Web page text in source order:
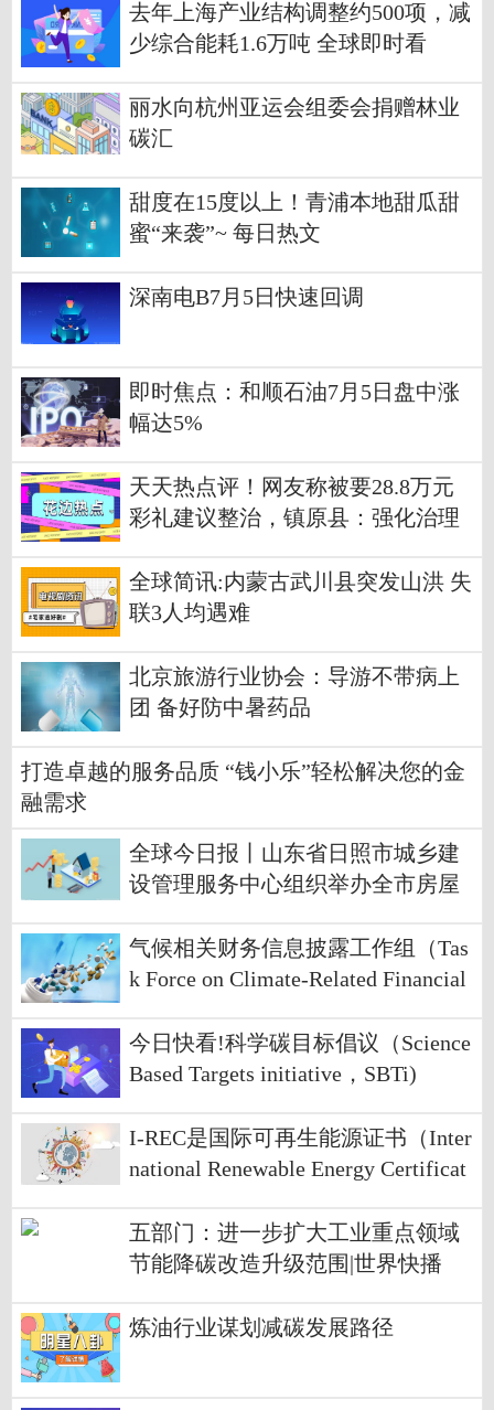
去年上海产业结构调整约500项，减
少综合能耗1.6万吨 全球即时看
丽水向杭州亚运会组委会捐赠林业
碳汇
甜度在15度以上！青浦本地甜瓜甜
蜜“来袭”~ 每日热文
深南电B7月5日快速回调
即时焦点：和顺石油7月5日盘中涨
幅达5%
天天热点评！网友称被要28.8万元
彩礼建议整治，镇原县：强化治理
全球简讯:内蒙古武川县突发山洪 失
联3人均遇难
北京旅游行业协会：导游不带病上
团 备好防中暑药品
打造卓越的服务品质 “钱小乐”轻松解决您的金
融需求
全球今日报丨山东省日照市城乡建
设管理服务中心组织举办全市房屋
训活动
气候相关财务信息披露工作组（Tas
k Force on Climate-Related Financial
今日快看!科学碳目标倡议（Science
Based Targets initiative，SBTi)
I-REC是国际可再生能源证书（Inter
national Renewable Energy Certificat
五部门：进一步扩大工业重点领域
节能降碳改造升级范围|世界快播
炼油行业谋划减碳发展路径